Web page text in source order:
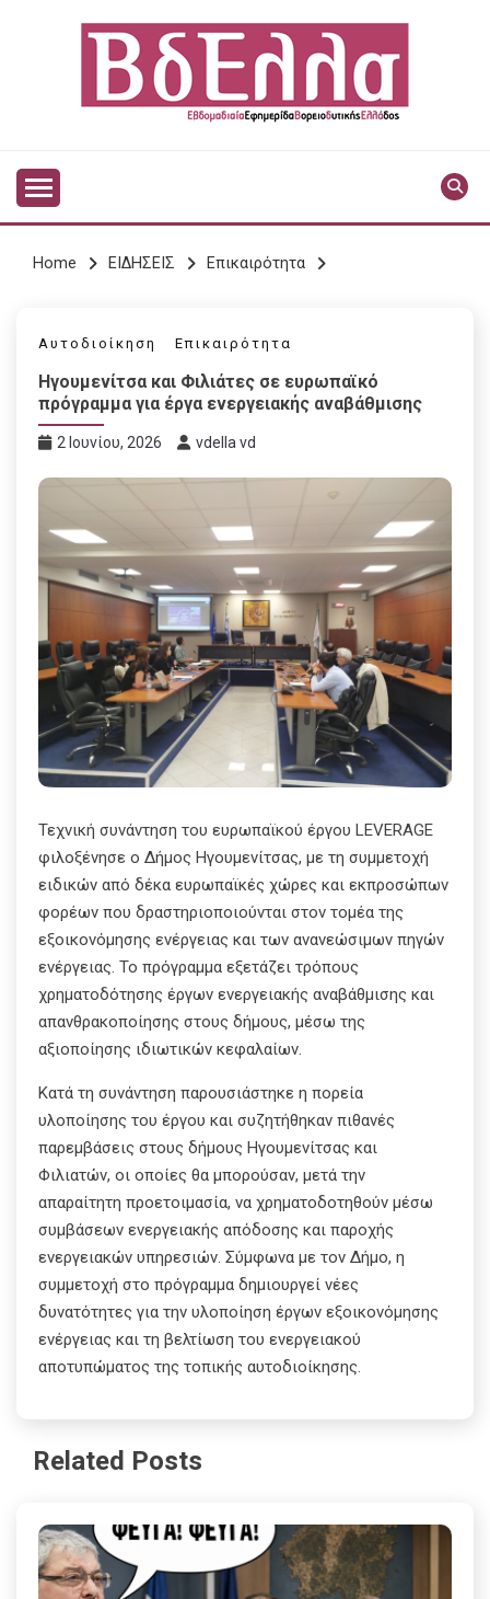
VDELLA
Home ΕΙΔΗΣΕΙΣ Επικαιρότητα
Αυτοδιοίκηση Επικαιρότητα
Ηγουμενίτσα και Φιλιάτες σε ευρωπαϊκό
πρόγραμμα για έργα ενεργειακής αναβάθμισης
2 Ιουνίου, 2026 vdella vd
Τεχνική συνάντηση του ευρωπαϊκού έργου LEVERAGE
φιλοξένησε ο Δήμος Ηγουμενίτσας, με τη συμμετοχή
ειδικών από δέκα ευρωπαϊκές χώρες και εκπροσώπων
φορέων που δραστηριοποιούνται στον τομέα της
εξοικονόμησης ενέργειας και των ανανεώσιμων πηγών
ενέργειας. Το πρόγραμμα εξετάζει τρόπους
χρηματοδότησης έργων ενεργειακής αναβάθμισης και
απανθρακοποίησης στους δήμους, μέσω της
αξιοποίησης ιδιωτικών κεφαλαίων.
Κατά τη συνάντηση παρουσιάστηκε η πορεία
υλοποίησης του έργου και συζητήθηκαν πιθανές
παρεμβάσεις στους δήμους Ηγουμενίτσας και
Φιλιατών, οι οποίες θα μπορούσαν, μετά την
απαραίτητη προετοιμασία, να χρηματοδοτηθούν μέσω
συμβάσεων ενεργειακής απόδοσης και παροχής
ενεργειακών υπηρεσιών. Σύμφωνα με τον Δήμο, η
συμμετοχή στο πρόγραμμα δημιουργεί νέες
δυνατότητες για την υλοποίηση έργων εξοικονόμησης
ενέργειας και τη βελτίωση του ενεργειακού
αποτυπώματος της τοπικής αυτοδιοίκησης.
Related Posts